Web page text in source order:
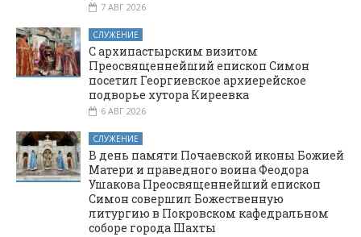
7 АВГ 2026
СЛУЖЕНИЕ
С архипастырским визитом
Преосвященнейший епископ Симон
посетил Георгиевское архиерейское
подворье хутора Киреевка
6 АВГ 2026
СЛУЖЕНИЕ
В день памяти Почаевской иконы Божией
Матери и праведного воина Феодора
Ушакова Преосвященнейший епископ
Симон совершил Божественную
литургию в Покровском кафедральном
соборе города Шахты